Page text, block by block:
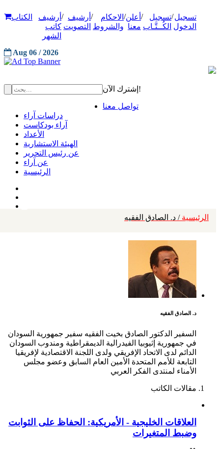
تسجيل
الدخول
/تسجيل
الكُــتَّـاب
/ أعلن
معنا
/ الاحكام
والشروط
/ أرشيف
التصويت
/ أرشيف
كاتب
الشهر
الكتاب
Aug 06 / 2026
إشترك الآن!
تواصل معنا
دراسات آراء
آراء بودكاست
الأعداد
الهيئة الاستشارية
عن رئيس التحرير
عن آراء
الرئيسية
الرئيسية / د. الصادق الفقيه
د. الصادق الفقيه
السفير الدكتور الصادق بخيت الفقيه سفير جمهورية السودان
في جمهورية إثيوبيا الفيدرالية الديمقراطية ومندوب السودان
الدائم لدى الاتحاد الإفريقي ولدى اللجنة الاقتصادية لإفريقيا
التابعة للأمم المتحدة الأمين العام السابق وعضو مجلس
الأمناء لمنتدى الفكر العربي
مقالات الكاتب
العلاقات الخليجية - الأمريكية: الحفاظ على الثوابت
وضبط المتغيرات